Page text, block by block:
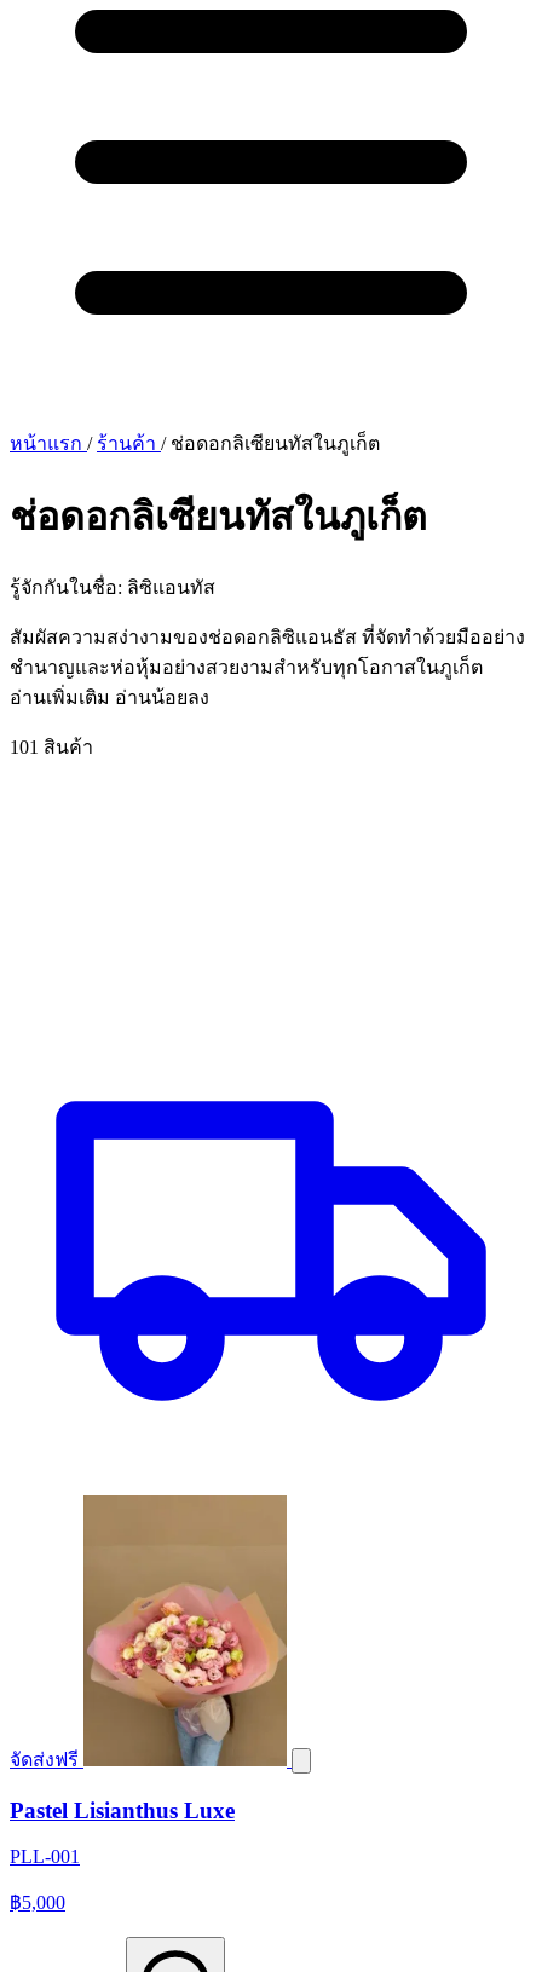
หน้าแรก / ร้านค้า / ช่อดอกลิเซียนทัสในภูเก็ต
ช่อดอกลิเซียนทัสในภูเก็ต
รู้จักกันในชื่อ: ลิซิแอนทัส
สัมผัสความสง่างามของช่อดอกลิซิแอนธัส ที่จัดทำด้วยมืออย่าง
ชำนาญและห่อหุ้มอย่างสวยงามสำหรับทุกโอกาสในภูเก็ต
อ่านเพิ่มเติม อ่านน้อยลง
101 สินค้า
จัดส่งฟรี
Pastel Lisianthus Luxe
PLL-001
฿5,000